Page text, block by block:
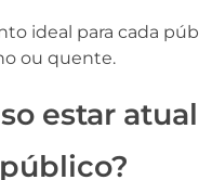
ideal para cada
ou quente.
estar